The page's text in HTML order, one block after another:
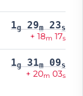
1g 29m 23s
+ 18m 17s
1g 31m 09s
+ 20m 03s